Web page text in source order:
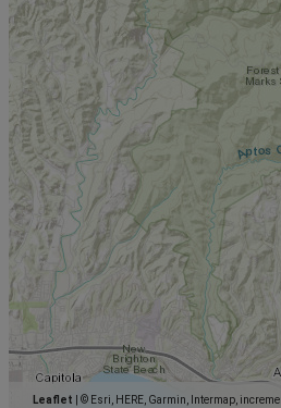
Leaflet
© Esri, HERE, Garmin, Intermap,